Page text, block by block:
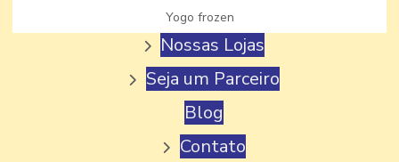
Yogo frozen
FABRICA DE PICOLE PERTO DE MIM
FABRICA DE PICOLE PARA REVENDA
FABRICA DE PICOLE E SORVETE
Produtos
Nossas Lojas
Seja um Parceiro
Blog
Contato